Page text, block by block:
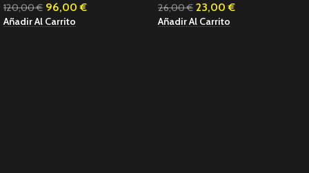
120,00€ 96,00€
Añadir Al Carrito
26,00€ 23,00€
Añadir Al Carrito